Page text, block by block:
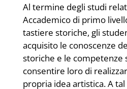
Al termine degli studi
Accademico di primo
tastiere storiche, gli
acquisito le conoscenze
storiche e le competenze
consentire loro di
propria idea artistica. A